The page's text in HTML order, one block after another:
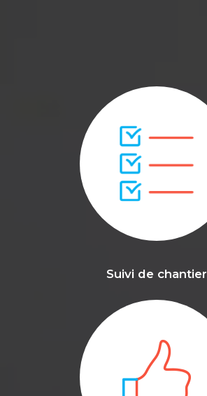
Suivi de chantier